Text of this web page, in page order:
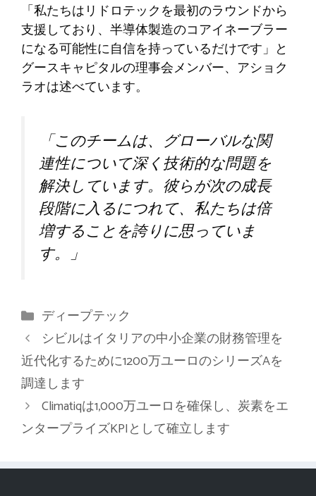
「私たちはリドロテックを最初のラウンドから
支援しており、半導体製造のコアイネーブラー
になる可能性に自信を持っているだけです」と
グースキャピタルの理事会メンバー、アショク
ラオは述べています。
「このチームは、グローバルな関
連性について深く技術的な問題を
解決しています。彼らが次の成長
段階に入るにつれて、私たちは倍
増することを誇りに思っていま
す。」
カ
テ
ゴ
リ
ー
ディープテック
シビルはイタリアの中小企業の財務管理を
近代化するために1200万ユーロのシリーズAを
調達します
Climatiqは1,000万ユーロを確保し、炭素をエ
ンタープライズKPIとして確立します